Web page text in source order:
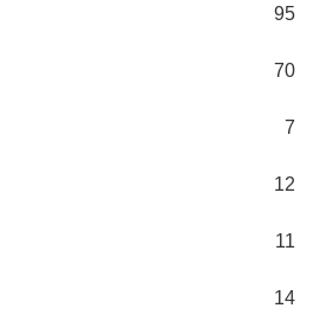
95
70
7
12
11
14